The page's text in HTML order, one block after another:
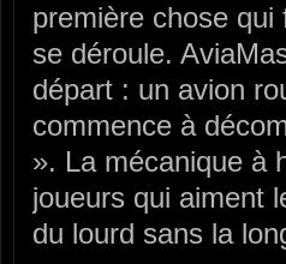
première chose qui
se déroule.
départ : un avion
commence à
». La mécanique à
joueurs qui aiment
du lourd sans la